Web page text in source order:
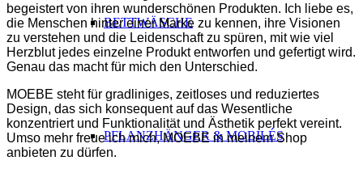
BETTWÄSCHE
PFLANZHÄNGER & MOBILÉS
begeistert von ihren wunderschönen Produkten. Ich liebe es,
die Menschen hinter einer Marke zu kennen, ihre Visionen
zu verstehen und die Leidenschaft zu spüren, mit wie viel
Herzblut jedes einzelne Produkt entworfen und gefertigt wird.
Genau das macht für mich den Unterschied.
MOEBE steht für gradliniges, zeitloses und reduziertes
Design, das sich konsequent auf das Wesentliche
konzentriert und Funktionalität und Ästhetik perfekt vereint.
Umso mehr freue ich mich, MOEBE in meinem Shop
anbieten zu dürfen.